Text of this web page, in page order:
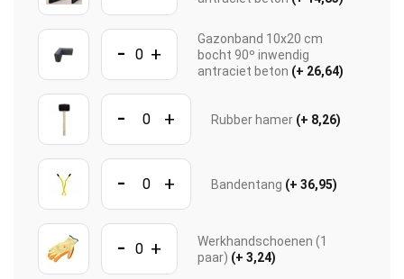
- +
Gazonband 10x20 cm
bocht 90º inwendig
antraciet beton (+ 26,64)
- + Rubber hamer (+ 8,26)
- + Bandentang (+ 36,95)
- +
Werkhandschoenen (1
paar) (+ 3,24)